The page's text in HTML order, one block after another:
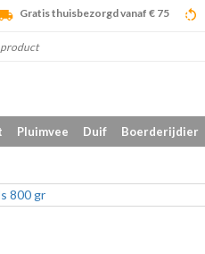
Gratis thuisbezorgd vanaf € 75
Pluimvee Duif Boerderijdier